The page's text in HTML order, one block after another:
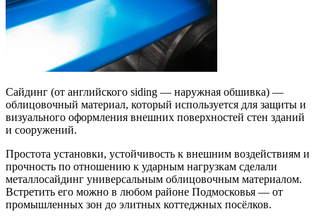
Сайдинг (от английского siding — наружная обшивка) —
облицовочный материал, который используется для защиты и
визуального оформления внешних поверхностей стен зданий
и сооружений.
Простота установки, устойчивость к внешним воздействиям и
прочность по отношению к ударным нагрузкам сделали
металлосайдинг универсальным облицовочным материалом.
Встретить его можно в любом районе Подмосковья — от
промышленных зон до элитных коттеджных посёлков.